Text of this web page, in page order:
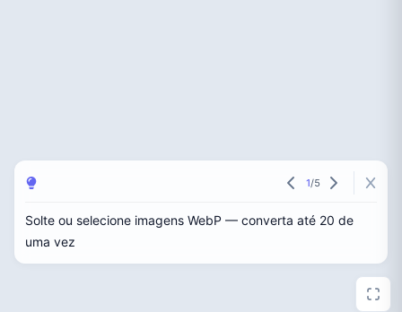
Solte ou selecione imagens WebP — converta até 20 de
uma vez
1/5